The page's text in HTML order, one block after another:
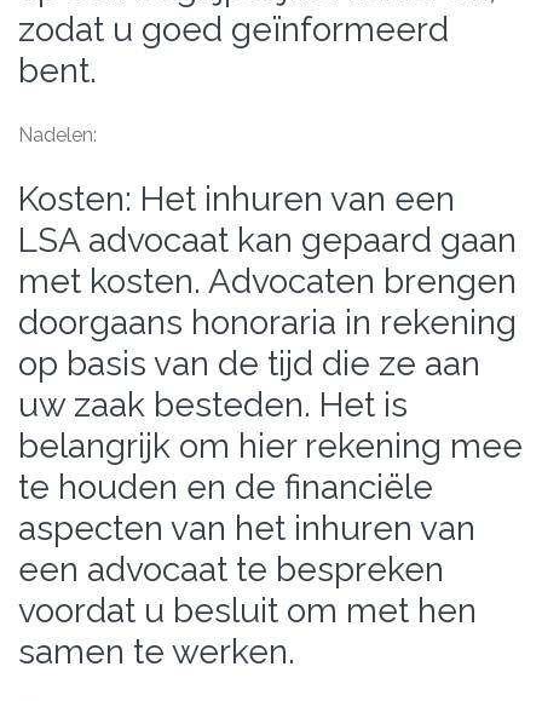
zodat u goed geïnformeerd
bent.
Nadelen:
Kosten: Het inhuren van een
LSA advocaat kan gepaard gaan
met kosten. Advocaten brengen
doorgaans honoraria in rekening
op basis van de tijd die ze aan
uw zaak besteden. Het is
belangrijk om hier rekening mee
te houden en de financiële
aspecten van het inhuren van
een advocaat te bespreken
voordat u besluit om met hen
samen te werken.